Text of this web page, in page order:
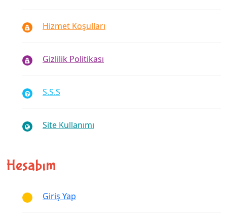
Hizmet Koşulları
Gizlilik Politikası
S.S.S
Site Kullanımı
Hesabım
Giriş Yap